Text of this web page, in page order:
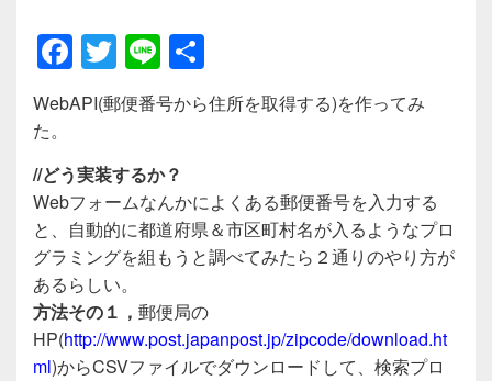
F
a
c
e
b
o
o
k
T
wi
tt
er
Li
n
e
有
WebAPI(郵便番号から住所を取得する)を作ってみ
た。
//どう実装するか？
Webフォームなんかによくある郵便番号を入力する
と、自動的に都道府県＆市区町村名が入るようなプロ
グラミングを組もうと調べてみたら２通りのやり方が
あるらしい。
方法その１， 郵便局の
HP(http://www.post.japanpost.jp/zipcode/download.ht
ml)からCSVファイルでダウンロードして、検索プロ